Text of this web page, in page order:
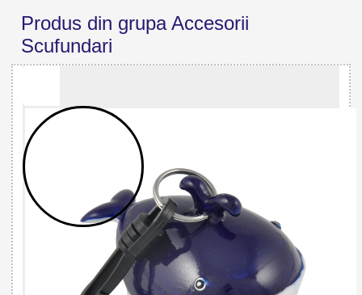
Produs din grupa Accesorii
Scufundari